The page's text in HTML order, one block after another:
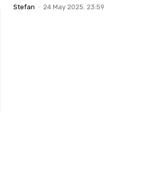
Stefan - 24 May 2025. 23:59